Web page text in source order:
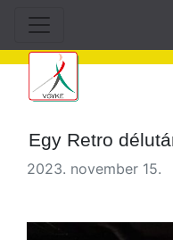
Egy Retro
2023. november 15.